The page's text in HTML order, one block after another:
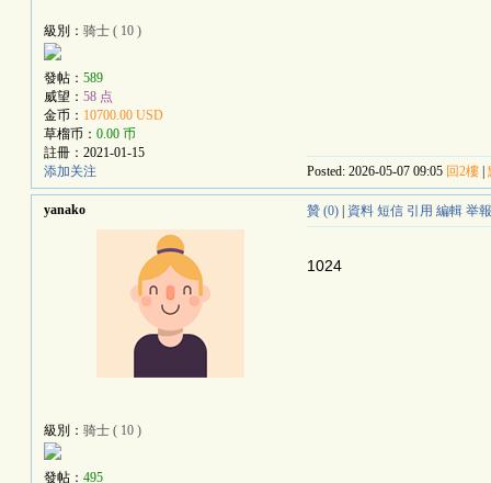
級別： 骑士 ( 10 )
發帖： 589
威望： 58 点
金币： 10700.00 USD
草榴币： 0.00 币
註冊： 2021-01-15
添加关注
Posted: 2026-05-07 09:05 回2樓
yanako
級別： 骑士 ( 10 )
發帖： 495
贊 (0) 資料 短信 引用 編輯 举報
1024